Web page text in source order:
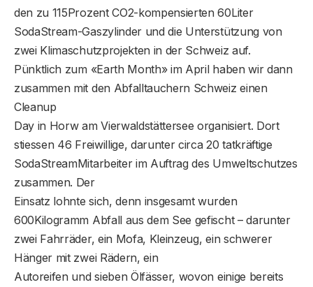
den zu 115Prozent CO2-kompensierten 60Liter
SodaStream-Gaszylinder und die Unterstützung von
zwei Klimaschutzprojekten in der Schweiz auf.
Pünktlich zum «Earth Month» im April haben wir dann
zusammen mit den Abfalltauchern Schweiz einen
Cleanup
Day in Horw am Vierwaldstättersee organisiert. Dort
stiessen 46 Freiwillige, darunter circa 20 tatkräftige
SodaStreamMitarbeiter im Auftrag des Umweltschutzes
zusammen. Der
Einsatz lohnte sich, denn insgesamt wurden
600Kilogramm Abfall aus dem See gefischt – darunter
zwei Fahrräder, ein Mofa, Kleinzeug, ein schwerer
Hänger mit zwei Rädern, ein
Autoreifen und sieben Ölfässer, wovon einige bereits